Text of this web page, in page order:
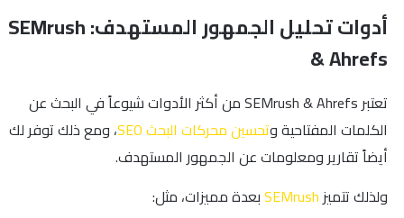
أدوات تحليل الجمهور المستهدف: SEMrush
& Ahrefs
تعتبر SEMrush & Ahrefs من أكثر الأدوات شيوعاً في البحث عن
الكلمات المفتاحية وتحسين محركات البحث SEO
، ومع ذلك توفر لك
أيضاً تقارير ومعلومات عن الجمهور المستهدف.
ولذلك تتميزSEMrushبعدة مميزات، مثل: